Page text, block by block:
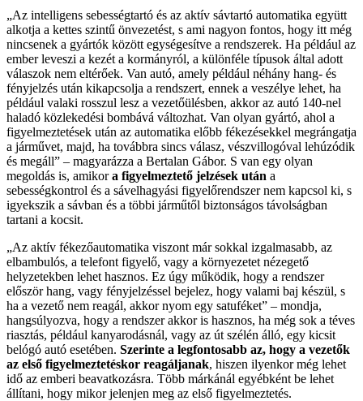
„Az intelligens sebességtartó és az aktív sávtartó automatika együtt
alkotja a kettes szintű önvezetést, s ami nagyon fontos, hogy itt még
nincsenek a gyártók között egységesítve a rendszerek. Ha például az
ember leveszi a kezét a kormányról, a különféle típusok által adott
válaszok nem eltérőek. Van autó, amely például néhány hang- és
fényjelzés után kikapcsolja a rendszert, ennek a veszélye lehet, ha
például valaki rosszul lesz a vezetőülésben, akkor az autó 140-nel
haladó közlekedési bombává változhat. Van olyan gyártó, ahol a
figyelmeztetések után az automatika előbb fékezésekkel megrángatja
a járművet, majd, ha továbbra sincs válasz, vészvillogóval lehúzódik
és megáll” – magyarázza a Bertalan Gábor. S van egy olyan
megoldás is, amikora figyelmeztető jelzések után a
sebességkontrol és a sávelhagyási figyelőrendszer nem kapcsol ki, s
igyekszik a sávban és a többi járműtől biztonságos távolságban
tartani a kocsit.
„Az aktív fékezőautomatika viszont már sokkal izgalmasabb, az
elbambulós, a telefont figyelő, vagy a környezetet nézegető
helyzetekben lehet hasznos. Ez úgy működik, hogy a rendszer
először hang, vagy fényjelzéssel bejelez, hogy valami baj készül, s
ha a vezető nem reagál, akkor nyom egy satuféket” – mondja,
hangsúlyozva, hogy a rendszer akkor is hasznos, ha még sok a téves
riasztás, például kanyarodásnál, vagy az út szélén álló, egy kicsit
belógó autó esetében. Szerinte a legfontosabb az, hogy a vezetők
az első figyelmeztetéskor reagáljanak, hiszen ilyenkor még lehet
idő az emberi beavatkozásra. Több márkánál egyébként be lehet
állítani, hogy mikor jelenjen meg az első figyelmeztetés.